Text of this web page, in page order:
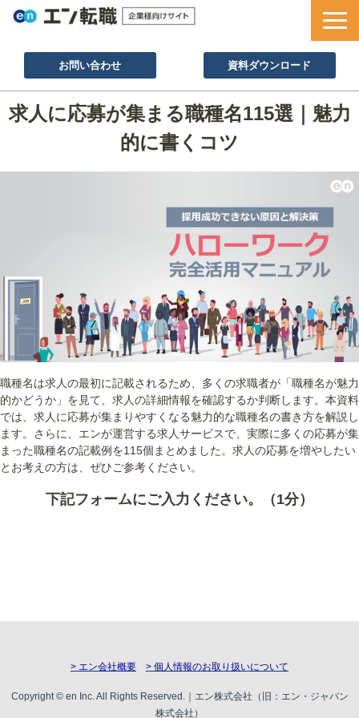
お問い合わせ 資料ダウンロード
サービス一覧
採用ノウハウ
お役立ち資料
求人に応募が集まる職種名115選｜魅力
的に書くコツ
職種名は求人の最初に記載されるため、多くの求職者が「職種名が魅力
的かどうか」を見て、求人の詳細情報を確認するか判断します。本資料
では、求人に応募が集まりやすくなる魅力的な職種名の書き方を解説し
ます。さらに、エンが運営する求人サービスで、実際に多くの応募が集
まった職種名の記載例を115個まとめました。求人の応募を増やしたい
とお考えの方は、ぜひご参考ください。
下記フォームにご入力ください。（1分）
> エン会社概要 > 個人情報のお取り扱いについて
Copyright © en Inc. All Rights Reserved.｜エン株式会社（旧：エン・ジャパン
株式会社）